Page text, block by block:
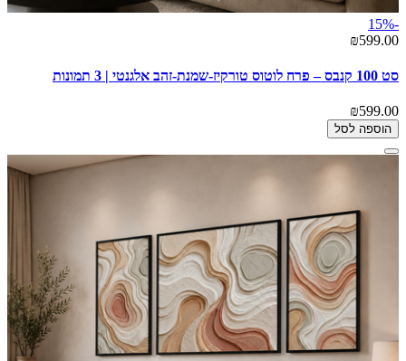
-15%
₪599.00
סט 100 קנבס – פרח לוטוס טורקיז-שמנת-זהב אלגנטי | 3 תמונות
₪599.00
הוספה לסל